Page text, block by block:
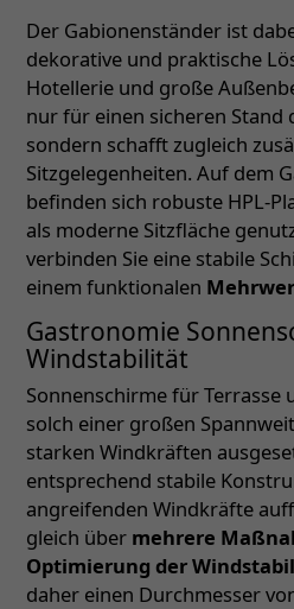
Der Gabionenständer ist
dekorative und praktische
Hotellerie und große
nur für einen sicheren Stand
sondern schafft zugleich
Sitzgelegenheiten. Auf dem
befinden sich robuste HPL-
als moderne Sitzfläche
verbinden Sie eine stabile
einem funktionalen
Gastronomie
Windstabilität
Sonnenschirme für Terrasse
solch einer großen
starken Windkräften
entsprechend stabile
angreifenden Windkräfte
gleich über mehrere
Optimierung der
daher einen Durchmesser